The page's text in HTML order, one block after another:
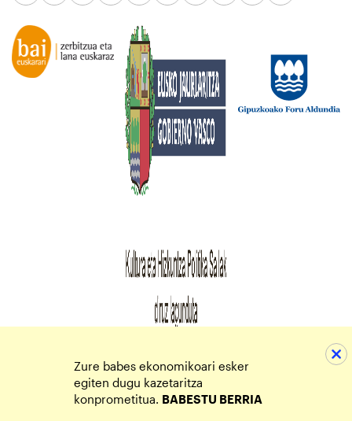
Zure babes ekonomikoari esker
egiten dugu kazetaritza
konprometitua. BABESTU BERRIA